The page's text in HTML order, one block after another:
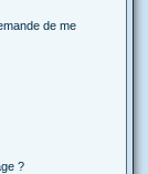
de me
?